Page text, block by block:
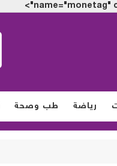
name="monetag"
رياضة طب وصحة